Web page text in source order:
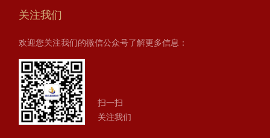
关注我们
欢迎您关注我们的微信公众号了解更多信息：
扫一扫
关注我们